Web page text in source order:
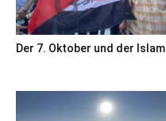
Der 7. Oktober und der Islam